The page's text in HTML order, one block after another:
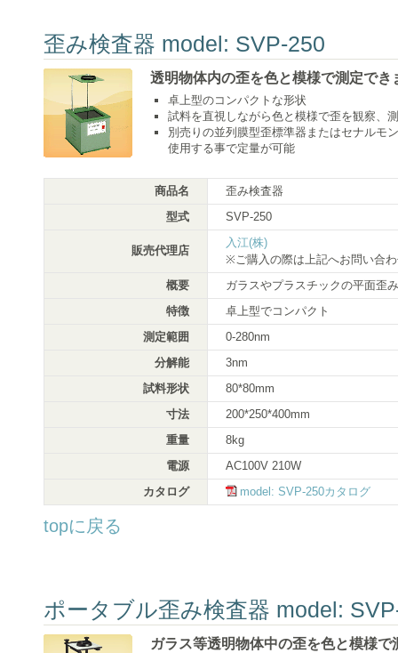
歪み検査器 model: SVP-250
透明物体内の歪を色と模様で測定でき
卓上型のコンパクトな形状
試料を直視しながら色と模様で歪を観察、
別売りの並列膜型歪標準器またはセナルモ
使用する事で定量が可能
商品名
歪み検査器
型式
SVP-250
販売代理店
入江(株)
※ご購入の際は上記へお問い合
概要
ガラスやプラスチックの平面歪
特徴
卓上型でコンパクト
測定範囲
0-280nm
分解能
3nm
試料形状
80*80mm
寸法
200*250*400mm
重量
8kg
電源
AC100V 210W
カタログ
model: SVP-250カタログ
topに戻る
ポータブル歪み検査器 model:
ガラス等透明物体中の歪を色と模様で